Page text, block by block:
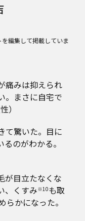
編集して掲載していま
痛みは抑えられ
。まさに自宅で
）
て驚いた。目に
のがわかる。
が目立たなくな
、くすみ※10も取
らかになった。